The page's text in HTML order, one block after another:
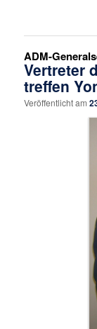
ADM-
Vertreter
treffen
Veröffentlicht am